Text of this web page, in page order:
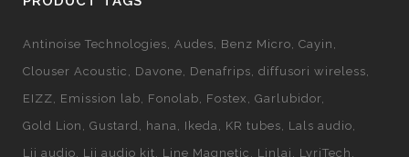
Antinoise Technologies Audes Benz Micro Cayin
Clouser Acoustic
Davone Denafrips diffusori wireless
EIZZ
Emission lab Fonolab Fostex
Garlubidor
Gold Lion
Gustard hana Ikeda KR tubes
Lals audio
Lii audio
Lii audio kit Line Magnetic Linlai LyriTech